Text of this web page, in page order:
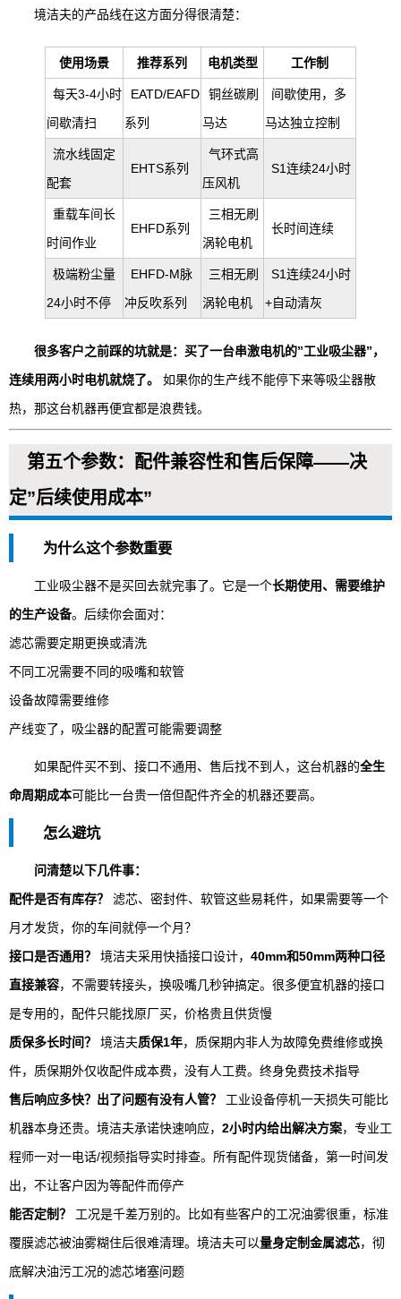
境洁夫的产品线在这方面分得很清楚：
使用场景 推荐系列 电机类型 工作制
每天3-4小时
间歇清扫
EATD/EAFD
系列
铜丝碳刷
马达
间歇使用，多
马达独立控制
流水线固定
配套
EHTS系列
气环式高
压风机
S1连续24小时
重载车间长
时间作业
EHFD系列
三相无刷
涡轮电机
长时间连续
极端粉尘量
24小时不停
EHFD-M脉
冲反吹系列
三相无刷
涡轮电机
S1连续24小时
+自动清灰
很多客户之前踩的坑就是：买了一台串激电机的”工业吸尘器”，
连续用两小时电机就烧了。
如果你的生产线不能停下来等吸尘器散
热，那这台机器再便宜都是浪费钱。
第五个参数：配件兼容性和售后保障——决
定”后续使用成本”
为什么这个参数重要
工业吸尘器不是买回去就完事了。它是一个长期使用、需要维护
的生产设备。后续你会面对：
滤芯需要定期更换或清洗
不同工况需要不同的吸嘴和软管
设备故障需要维修
产线变了，吸尘器的配置可能需要调整
如果配件买不到、接口不通用、售后找不到人，这台机器的全生
命周期成本可能比一台贵一倍但配件齐全的机器还要高。
怎么避坑
问清楚以下几件事：
配件是否有库存？
滤芯、密封件、软管这些易耗件，如果需要等一个
月才发货，你的车间就停一个月？
接口是否通用？
境洁夫采用快插接口设计， 40mm和50mm两种口径
直接兼容，不需要转接头，换吸嘴几秒钟搞定。很多便宜机器的接口
是专用的，配件只能找原厂买，价格贵且供货慢
质保多长时间？
境洁夫质保1年，质保期内非人为故障免费维修或换
件，质保期外仅收配件成本费，没有人工费。终身免费技术指导
售后响应多快？出了问题有没有人管？
工业设备停机一天损失可能比
机器本身还贵。境洁夫承诺快速响应， 2小时内给出解决方案，专业工
程师一对一电话/视频指导实时排查。所有配件现货储备，第一时间发
出，不让客户因为等配件而停产
能否定制？
工况是千差万别的。比如有些客户的工况油雾很重，标准
覆膜滤芯被油雾糊住后很难清理。境洁夫可以量身定制金属滤芯，彻
底解决油污工况的滤芯堵塞问题